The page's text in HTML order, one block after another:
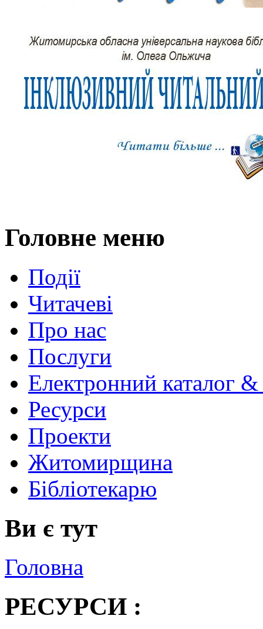
Головне меню
Події
Читачеві
Про нас
Послуги
Електронний каталог
Ресурси
Проекти
Житомирщина
Бібліотекарю
Ви є тут
Головна
РЕСУРСИ :